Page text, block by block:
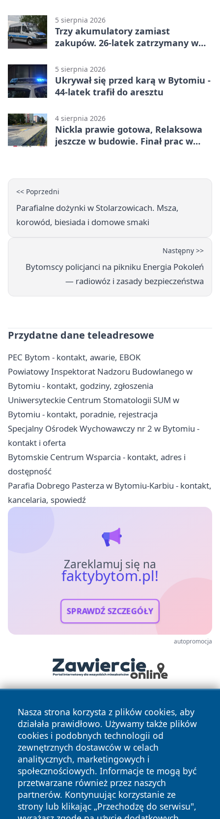
5 sierpnia 2026
Trzy akumulatory zamiast
zakupów. 26-latek zatrzymany w
5 sierpnia 2026
Ukrywał się przed karą w Bytomiu -
44-latek trafił do aresztu
4 sierpnia 2026
Nickla prawie gotowa, Relaksowa
jeszcze w budowie. Finał prac w
<< Poprzedni
Parafialne dożynki w Stolarzowicach. Msza,
korowód, biesiada i domowe smaki
Następny >>
Bytomscy policjanci na pikniku Energia Pokoleń
— radiowóz i zasady bezpieczeństwa
Przydatne dane teleadresowe
PEC Bytom - kontakt, awarie, EBOK
Powiatowy Inspektorat Nadzoru Budowlanego w
Bytomiu - kontakt, godziny, zgłoszenia
Uniwersyteckie Centrum Stomatologii SUM w
Bytomiu - kontakt, poradnie, rejestracja
Specjalny Ośrodek Wychowawczy nr 2 w Bytomiu -
kontakt i oferta
Bytomskie Centrum Wsparcia - kontakt, adres i
dostępność
Parafia Dobrego Pasterza w Bytomiu-Karbiu - kontakt,
kancelaria, spowiedź
Zareklamuj się na
faktybytom.pl!
SPRAWDŹ SZCZEGÓŁY
autopromocja
Nasza strona korzysta z plików cookies, aby
działała prawidłowo. Używamy także plików
cookies i podobnych technologii od
zewnętrznych dostawców w celach
analitycznych, marketingowych i
społecznościowych. Informacje te mogą być
przetwarzane również przez naszych
partnerów. Kontynuując korzystanie ze
strony lub klikając „Przechodzę do serwisu",
Copyright © 2026 faktybytom.pl Wszystkie prawa zastrzeżone.
News Autorzy
Polityka
Prywatności
Polityka
Cookies